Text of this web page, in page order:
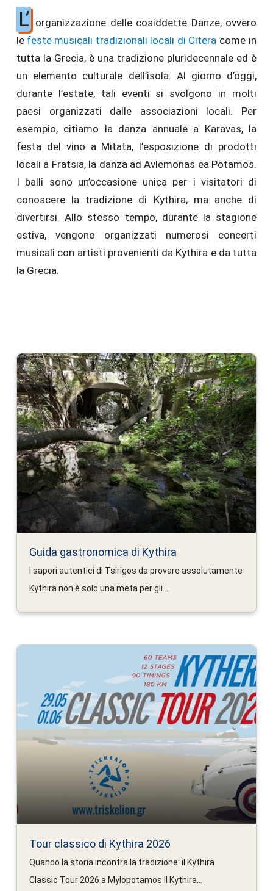
L’ organizzazione delle cosiddette Danze, ovvero
le feste musicali tradizionali locali di Citera come in
tutta la Grecia, è una tradizione pluridecennale ed è
un elemento culturale dell’isola. Al giorno d’oggi,
durante l’estate, tali eventi si svolgono in molti
paesi organizzati dalle associazioni locali. Per
esempio, citiamo la danza annuale a Karavas, la
festa del vino a Mitata, l’esposizione di prodotti
locali a Fratsia, la danza ad Avlemonas ea Potamos.
I balli sono un’occasione unica per i visitatori di
conoscere la tradizione di Kythira, ma anche di
divertirsi. Allo stesso tempo, durante la stagione
estiva, vengono organizzati numerosi concerti
musicali con artisti provenienti da Kythira e da tutta
la Grecia.
Guida gastronomica di Kythira
I sapori autentici di Tsirigos da provare assolutamente
Kythira non è solo una meta per gli...
Tour classico di Kythira 2026
Quando la storia incontra la tradizione: il Kythira
Classic Tour 2026 a Mylopotamos Il Kythira...